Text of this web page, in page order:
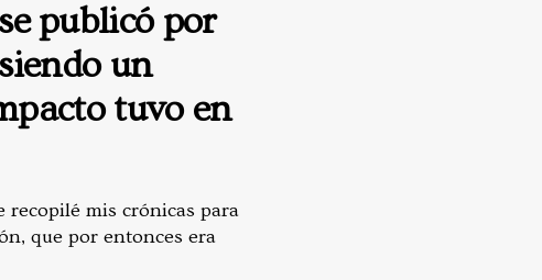
publicó por
un
tuvo en
mis crónicas para
que por entonces era